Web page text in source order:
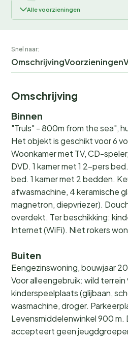
Alle voorzieningen
Snel naar:
OmschrijvingVoorzieningen
Omschrijving
Binnen
"Truls" - 800m from the sea",
Het objekt is geschikt voor 6
Woonkamer met TV, CD-
DVD. 1 kamer met 1 2-pers
bed. 1 kamer met 2 bedden.
afwasmachine, 4 keramische
magnetron, diepvriezer).
overdekt. Ter beschikking:
Internet (WiFi). Niet rokers
Buiten
Eengezinswoning, bouwjaar
Voor alleengebruik: wild
kinderspeelplaats (glijbaan,
wasmachine, droger.
Levensmiddelenwinkel 900 m.
accepteert geen